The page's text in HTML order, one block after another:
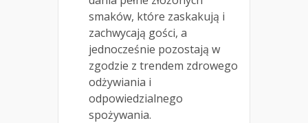
smaków, które zaskakują i
zachwycają gości, a
jednocześnie pozostają w
zgodzie z trendem zdrowego
odżywiania i
odpowiedzialnego
spożywania.